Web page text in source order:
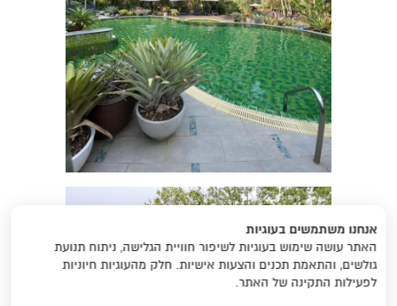
אנחנו משתמשים בעוגיות
האתר עושה שימוש בעוגיות לשיפור חוויית הגלישה, ניתוח תנועת
גולשים, והתאמת תכנים והצעות אישיות. חלק מהעוגיות חיוניות
לפעילות התקינה של האתר.